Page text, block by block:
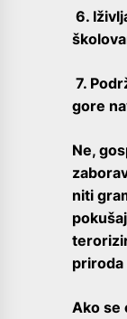
6.
7.
gore
Ne,
niti
priroda
Ako se